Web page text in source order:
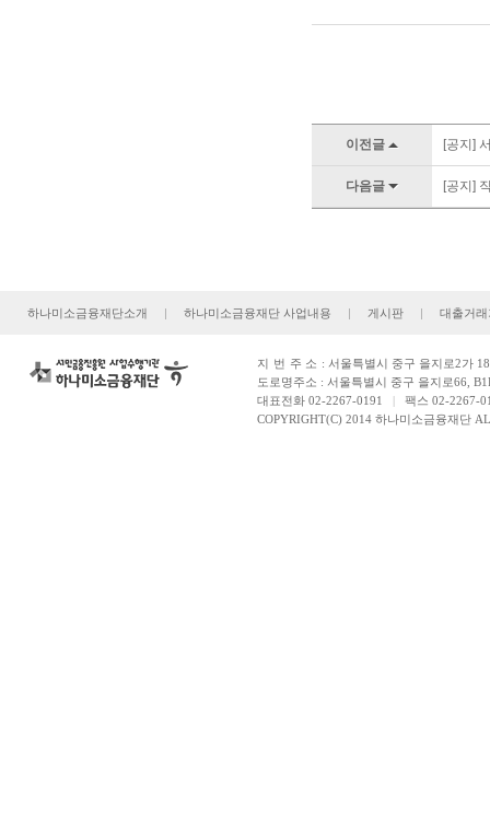
이전글 [공지]
다음글 [공지]
하나미소금융재단소개 | 하나미소금융재단 사업내용 | 게시판 | 대출거
지번주소 : 서울특별시 중구 을지로2가
도로명주소 : 서울특별시 중구 을지로66,
대표전화 02-2267-0191 | 팩스 02-2267-
COPYRIGHT(C) 2014 하나미소금융재단